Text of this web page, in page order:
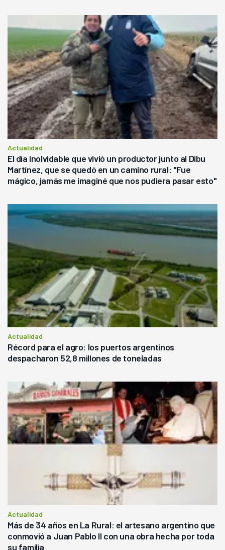
Actualidad
El día inolvidable que vivió un productor junto al Dibu
Martínez, que se quedó en un camino rural: "Fue
mágico, jamás me imaginé que nos pudiera pasar esto"
Actualidad
Récord para el agro: los puertos argentinos
despacharon 52,8 millones de toneladas
Actualidad
Más de 34 años en La Rural: el artesano argentino que
conmovió a Juan Pablo II con una obra hecha por toda
su familia